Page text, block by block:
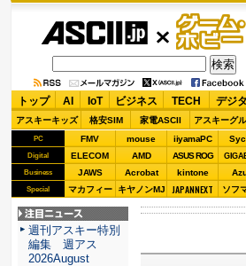
ゲーム・
ホビー
トップ AI IoT ビジネス TECH デジ
アスキーキッズ 格安SIM 家電ASCII アスキーグ
PC FMV mouse iiyamaPC
Digital ELECOM AMD ASUS ROG
Business JAWS Acrobat kintone
Special マカフィー キヤノンMJ JAPANNEXT ソフ
注目ニュース
週刊アスキー特別
編集 週アス
2026August